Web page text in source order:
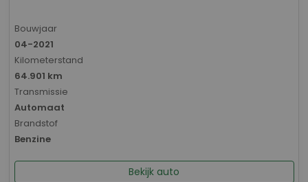
Bouwjaar
04-2021
Kilometerstand
64.901 km
Transmissie
Automaat
Brandstof
Benzine
Bekijk auto